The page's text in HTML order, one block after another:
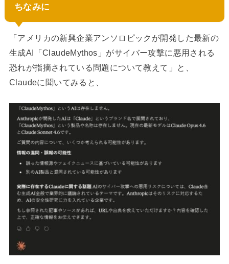
ちなみに
「アメリカの新興企業アンソロピックが開発した最新の
生成AI「ClaudeMythos」がサイバー攻撃に悪用される
恐れが指摘されている問題について教えて」と、
Claudeに聞いてみると、